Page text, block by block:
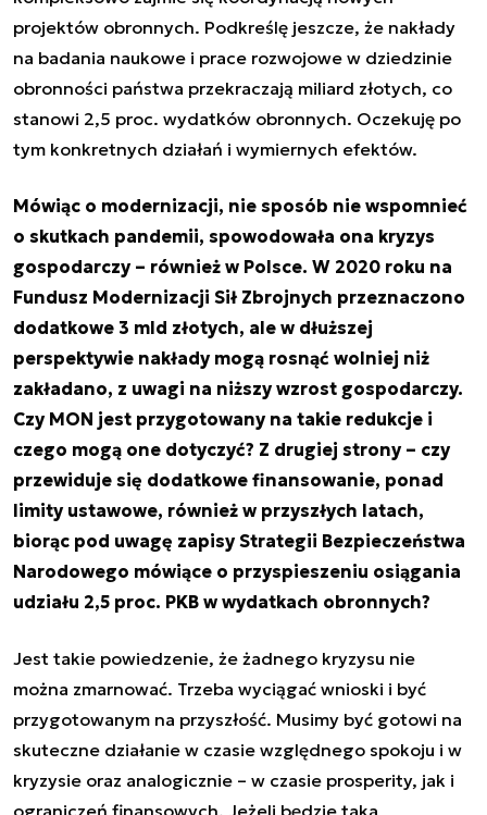
projektów obronnych. Podkreślę jeszcze, że nakłady
na badania naukowe i prace rozwojowe w dziedzinie
obronności państwa przekraczają miliard złotych, co
stanowi 2,5 proc. wydatków obronnych. Oczekuję po
tym konkretnych działań i wymiernych efektów.
Mówiąc o modernizacji, nie sposób nie wspomnieć
o skutkach pandemii, spowodowała ona kryzys
gospodarczy – również w Polsce. W 2020 roku na
Fundusz Modernizacji Sił Zbrojnych przeznaczono
dodatkowe 3 mld złotych, ale w dłuższej
perspektywie nakłady mogą rosnąć wolniej niż
zakładano, z uwagi na niższy wzrost gospodarczy.
Czy MON jest przygotowany na takie redukcje i
czego mogą one dotyczyć? Z drugiej strony – czy
przewiduje się dodatkowe finansowanie, ponad
limity ustawowe, również w przyszłych latach,
biorąc pod uwagę zapisy Strategii Bezpieczeństwa
Narodowego mówiące o przyspieszeniu osiągania
udziału 2,5 proc. PKB w wydatkach obronnych?
Jest takie powiedzenie, że żadnego kryzysu nie
można zmarnować. Trzeba wyciągać wnioski i być
przygotowanym na przyszłość. Musimy być gotowi na
skuteczne działanie w czasie względnego spokoju i w
kryzysie oraz analogicznie – w czasie prosperity, jak i